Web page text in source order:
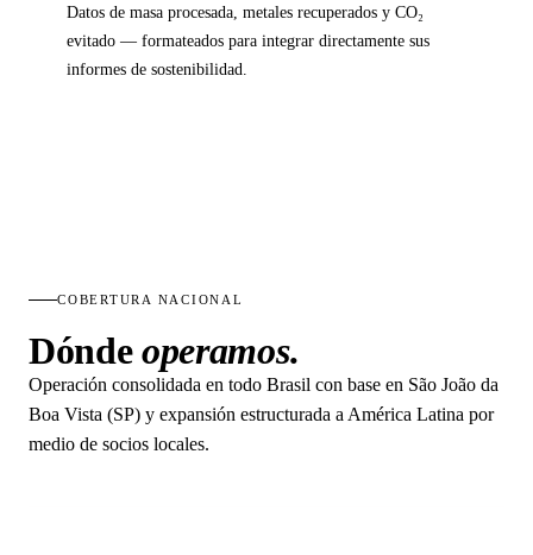
Datos de masa procesada, metales recuperados y CO₂
evitado — formateados para integrar directamente sus
informes de sostenibilidad.
COBERTURA NACIONAL
Dóndeoperamos.
Operación consolidada en todo Brasil con base en São João da
Boa Vista (SP) y expansión estructurada a América Latina por
medio de socios locales.